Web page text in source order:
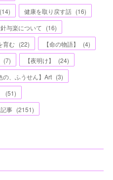
(14) 健康を取り戻す話 (16)
与楽について (16)
育む (22) 【命の物語】 (4)
(7) 【夜明け】 (24)
の、ふうせん】Art (3)
(51)
事 (2151)